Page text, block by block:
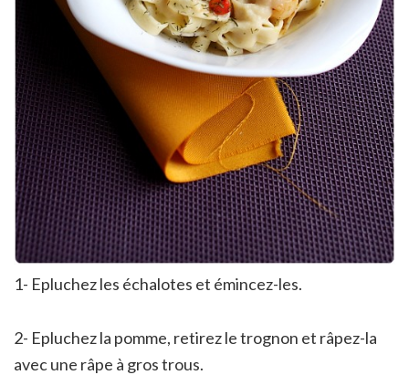
1- Epluchez les échalotes et émincez-les.
2- Epluchez la pomme, retirez le trognon et râpez-la
avec une râpe à gros trous.